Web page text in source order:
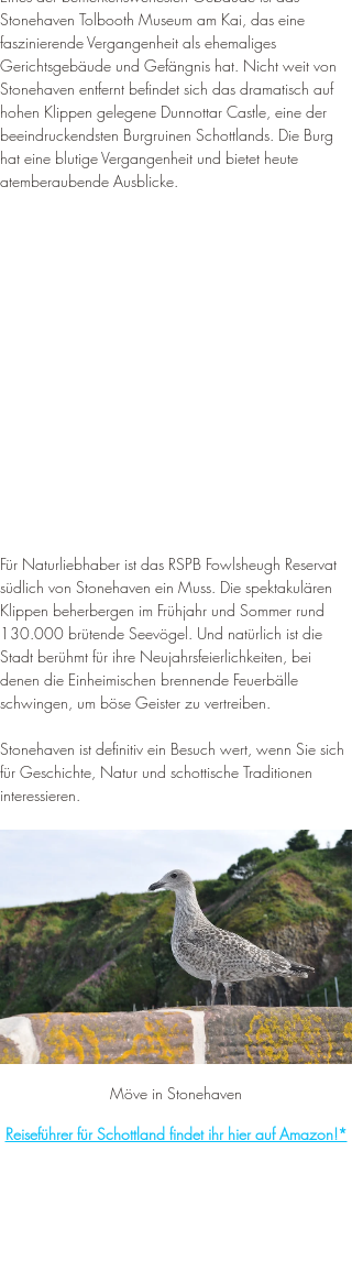
Stonehaven Tolbooth Museum am Kai, das eine
faszinierende Vergangenheit als ehemaliges
Gerichtsgebäude und Gefängnis hat. Nicht weit von
Stonehaven entfernt befindet sich das dramatisch auf
hohen Klippen gelegene Dunnottar Castle, eine der
beeindruckendsten Burgruinen Schottlands. Die Burg
hat eine blutige Vergangenheit und bietet heute
atemberaubende Ausblicke.
Für Naturliebhaber ist das RSPB Fowlsheugh Reservat
südlich von Stonehaven ein Muss. Die spektakulären
Klippen beherbergen im Frühjahr und Sommer rund
130.000 brütende Seevögel. Und natürlich ist die
Stadt berühmt für ihre Neujahrsfeierlichkeiten, bei
denen die Einheimischen brennende Feuerbälle
schwingen, um böse Geister zu vertreiben.
Stonehaven ist definitiv ein Besuch wert, wenn Sie sich
für Geschichte, Natur und schottische Traditionen
interessieren.
Möve in Stonehaven
Reiseführer für Schottland findet ihr hier auf Amazon!*